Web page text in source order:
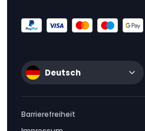
Deutsch
Barrierefreiheit